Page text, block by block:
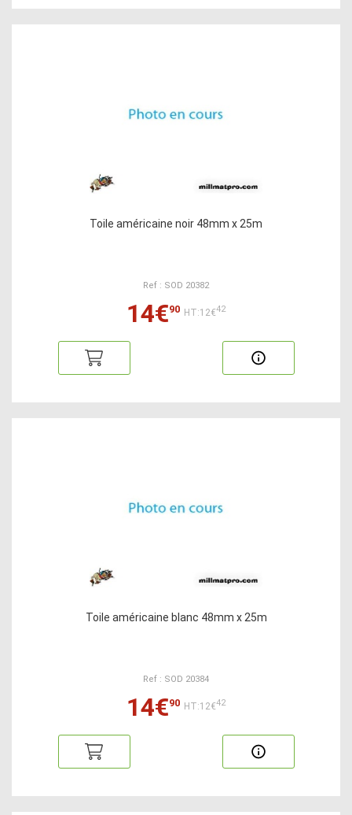
Toile américaine noir 48mm x 25m
Ref : SOD 20382
14€90 HT:12€42
Toile américaine blanc 48mm x 25m
Ref : SOD 20384
14€90 HT:12€42